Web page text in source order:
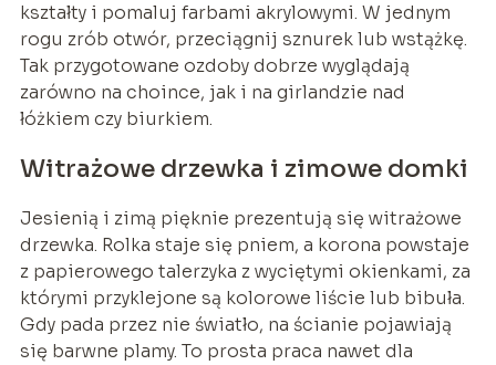
kształty i pomaluj farbami akrylowymi. W jednym
rogu zrób otwór, przeciągnij sznurek lub wstążkę.
Tak przygotowane ozdoby dobrze wyglądają
zarówno na choince, jak i na girlandzie nad
łóżkiem czy biurkiem.
Witrażowe drzewka i zimowe domki
Jesienią i zimą pięknie prezentują się witrażowe
drzewka. Rolka staje się pniem, a korona powstaje
z papierowego talerzyka z wyciętymi okienkami, za
którymi przyklejone są kolorowe liście lub bibuła.
Gdy pada przez nie światło, na ścianie pojawiają
się barwne plamy. To prosta praca nawet dla